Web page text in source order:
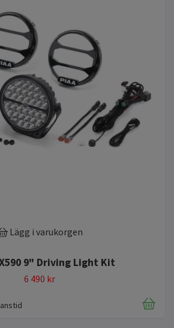
Lägg i varukorgen
9" Driving Light Kit
6 490 kr